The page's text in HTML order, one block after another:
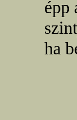
épp
ha